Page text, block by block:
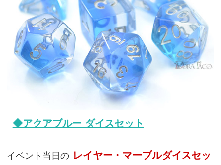
◆アクアブルー ダイスセット
イベント当日の レイヤー・マーブルダイスセッ